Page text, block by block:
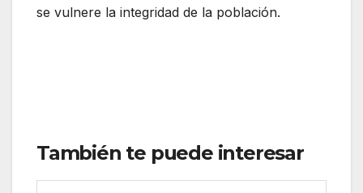
se vulnere la integridad de la población.
También te puede interesar